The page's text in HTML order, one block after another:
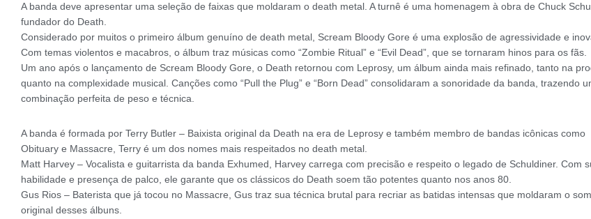
A banda deve apresentar uma seleção de faixas que moldaram o death metal. A turnê é uma homenagem à obra de Chuck
fundador do Death.
Considerado por muitos o primeiro álbum genuíno de death metal, Scream Bloody Gore é uma explosão de agressividade e
Com temas violentos e macabros, o álbum traz músicas como “Zombie Ritual” e “Evil Dead”, que se tornaram hinos para os fãs.
Um ano após o lançamento de Scream Bloody Gore, o Death retornou com Leprosy, um álbum ainda mais refinado, tanto na
quanto na complexidade musical. Canções como “Pull the Plug” e “Born Dead” consolidaram a sonoridade da banda, trazendo
combinação perfeita de peso e técnica.
A banda é formada por Terry Butler – Baixista original da Death na era de Leprosy e também membro de bandas icônicas como
Obituary e Massacre, Terry é um dos nomes mais respeitados no death metal.
Matt Harvey – Vocalista e guitarrista da banda Exhumed, Harvey carrega com precisão e respeito o legado de Schuldiner. Com
habilidade e presença de palco, ele garante que os clássicos do Death soem tão potentes quanto nos anos 80.
Gus Rios – Baterista que já tocou no Massacre, Gus traz sua técnica brutal para recriar as batidas intensas que moldaram o som
original desses álbuns.